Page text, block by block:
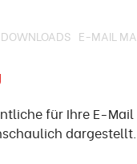
E-MAIL
für Ihre E-Mail
dargestellt.